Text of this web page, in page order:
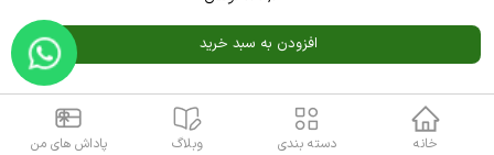
افزودن به سبد خرید
A Pluss
Powered By
خانه دسته بندی وبلاگ پاداش های من